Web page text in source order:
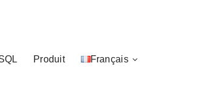
Produit Français